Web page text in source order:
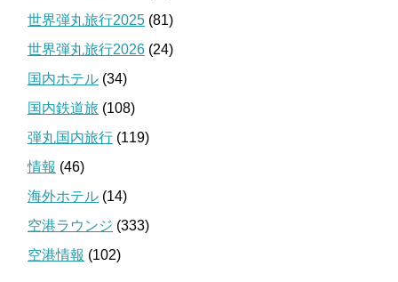
世界弾丸旅行2025 (81)
世界弾丸旅行2026 (24)
国内ホテル (34)
国内鉄道旅 (108)
弾丸国内旅行 (119)
情報 (46)
海外ホテル (14)
空港ラウンジ (333)
空港情報 (102)